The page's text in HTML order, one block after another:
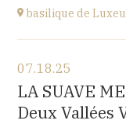
basilique de
Basilique Saint
place de l'Abbaye,
at21H00
07.18.25
LA SUAVE
Deux Vallées